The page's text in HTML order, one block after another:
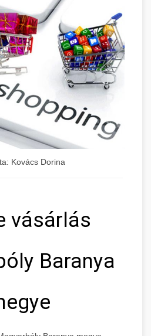
Kovács Dorina
vásárlás
Baranya